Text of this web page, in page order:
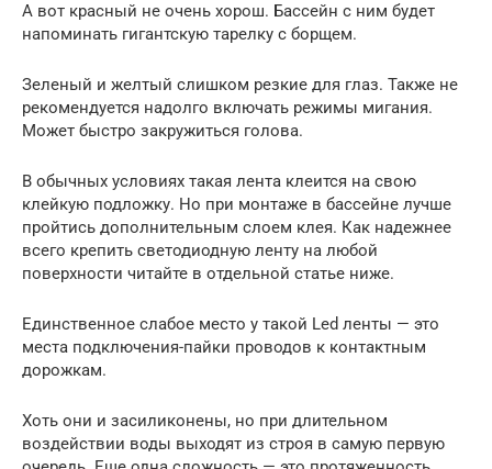
А вот красный не очень хорош. Бассейн с ним будет
напоминать гигантскую тарелку с борщем.
Зеленый и желтый слишком резкие для глаз. Также не
рекомендуется надолго включать режимы мигания.
Может быстро закружиться голова.
В обычных условиях такая лента клеится на свою
клейкую подложку. Но при монтаже в бассейне лучше
пройтись дополнительным слоем клея. Как надежнее
всего крепить светодиодную ленту на любой
поверхности читайте в отдельной статье ниже.
Единственное слабое место у такой Led ленты — это
места подключения-пайки проводов к контактным
дорожкам.
Хоть они и засиликонены, но при длительном
воздействии воды выходят из строя в самую первую